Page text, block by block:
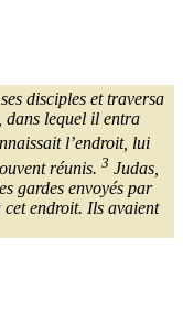
disciples et traversa
lequel il entra
l’endroit, lui
réunis. 3 Judas,
gardes envoyés par
cet endroit. Ils avaient